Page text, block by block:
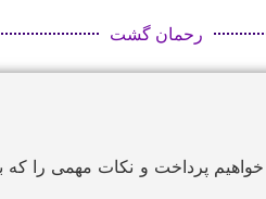
رحمان گشت
پرداخت و نکات مهمی را که